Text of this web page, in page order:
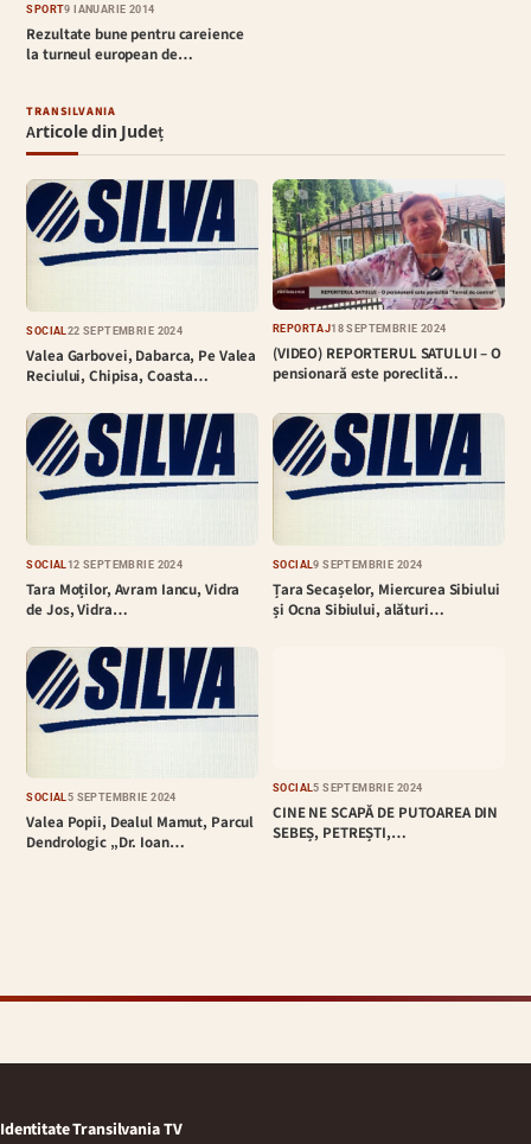
SPORT9 IANUARIE 2014
Rezultate bune pentru careience
la turneul european de…
TRANSILVANIA
Articole din Județ
SOCIAL 22 SEPTEMBRIE 2024
Valea Garbovei, Dabarca, Pe Valea
Reciului, Chipisa, Coasta…
REPORTAJ18 SEPTEMBRIE 2024
(VIDEO) REPORTERUL SATULUI – O
pensionară este poreclită…
SOCIAL 12 SEPTEMBRIE 2024
Tara Moților, Avram Iancu, Vidra
de Jos, Vidra…
SOCIAL9 SEPTEMBRIE 2024
Țara Secașelor, Miercurea Sibiului
și Ocna Sibiului, alături…
SOCIAL5 SEPTEMBRIE 2024
Valea Popii, Dealul Mamut, Parcul
Dendrologic „Dr. Ioan…
SOCIAL5 SEPTEMBRIE 2024
CINE NE SCAPĂ DE PUTOAREA DIN
SEBEȘ, PETREȘTI,…
Identitate Transilvania TV